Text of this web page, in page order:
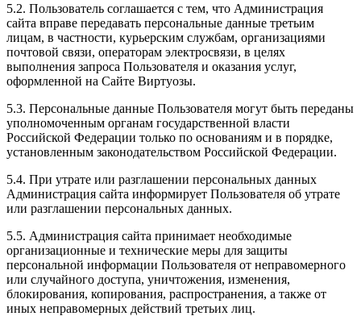
5.2. Пользователь соглашается с тем, что Администрация
сайта вправе передавать персональные данные третьим
лицам, в частности, курьерским службам, организациями
почтовой связи, операторам электросвязи, в целях
выполнения запроса Пользователя и оказания услуг,
оформленной на Сайте Виртуозы.
5.3. Персональные данные Пользователя могут быть переданы
уполномоченным органам государственной власти
Российской Федерации только по основаниям и в порядке,
установленным законодательством Российской Федерации.
5.4. При утрате или разглашении персональных данных
Администрация сайта информирует Пользователя об утрате
или разглашении персональных данных.
5.5. Администрация сайта принимает необходимые
организационные и технические меры для защиты
персональной информации Пользователя от неправомерного
или случайного доступа, уничтожения, изменения,
блокирования, копирования, распространения, а также от
иных неправомерных действий третьих лиц.